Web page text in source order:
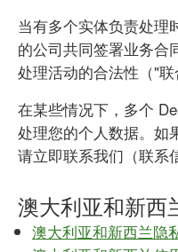
当有多个实体负责处理
的公司共同签署业务合
处理活动的合法性（"联
在某些情况下，多个
处理您的个人数据。如
请立即联系我们（联系
澳大利亚和新西
澳大利亚和新西兰隐